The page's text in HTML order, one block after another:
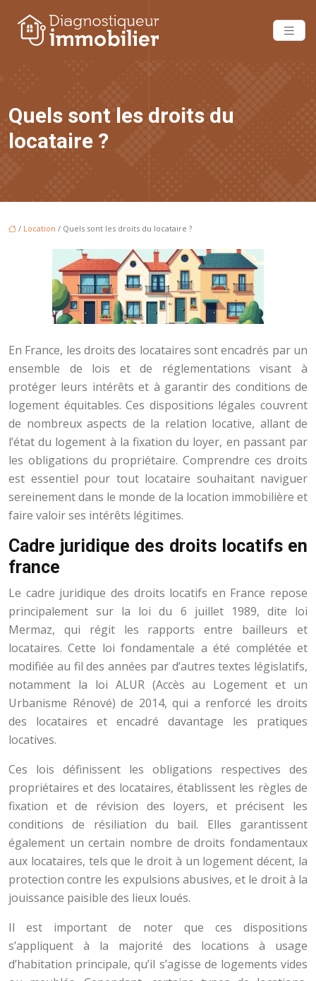
Quels sont les droits du
locataire ?
/ Location / Quels sont les droits du locataire ?
En France, les droits des locataires sont encadrés par un
ensemble de lois et de réglementations visant à
protéger leurs intérêts et à garantir des conditions de
logement équitables. Ces dispositions légales couvrent
de nombreux aspects de la relation locative, allant de
l’état du logement à la fixation du loyer, en passant par
les obligations du propriétaire. Comprendre ces droits
est essentiel pour tout locataire souhaitant naviguer
sereinement dans le monde de la location immobilière et
faire valoir ses intérêts légitimes.
Cadre juridique des droits locatifs en
france
Le cadre juridique des droits locatifs en France repose
principalement sur la loi du 6 juillet 1989, dite loi
Mermaz, qui régit les rapports entre bailleurs et
locataires. Cette loi fondamentale a été complétée et
modifiée au fil des années par d’autres textes législatifs,
notamment la loi ALUR (Accès au Logement et un
Urbanisme Rénové) de 2014, qui a renforcé les droits
des locataires et encadré davantage les pratiques
locatives.
Ces lois définissent les obligations respectives des
propriétaires et des locataires, établissent les règles de
fixation et de révision des loyers, et précisent les
conditions de résiliation du bail. Elles garantissent
également un certain nombre de droits fondamentaux
aux locataires, tels que le droit à un logement décent, la
protection contre les expulsions abusives, et le droit à la
jouissance paisible des lieux loués.
Il est important de noter que ces dispositions
s’appliquent à la majorité des locations à usage
d’habitation principale, qu’il s’agisse de logements vides